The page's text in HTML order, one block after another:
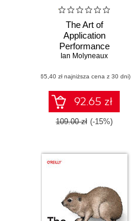
The Art of
Application
Performance
Testing. Help for
Quality Assurance
Ian Molyneaux
(65,40 zł najniższa cena z 30 dni)
92.65 zł
109.00 zł (-15%)